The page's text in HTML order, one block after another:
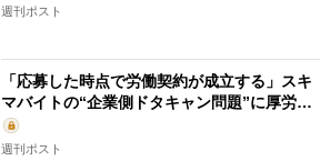
週刊ポスト
「応募した時点で労働契約が成立する」スキ
マバイトの“企業側ドタキャン問題”に厚労…
週刊ポスト